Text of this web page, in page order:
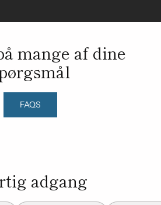
mange af dine
FAQS
adgang